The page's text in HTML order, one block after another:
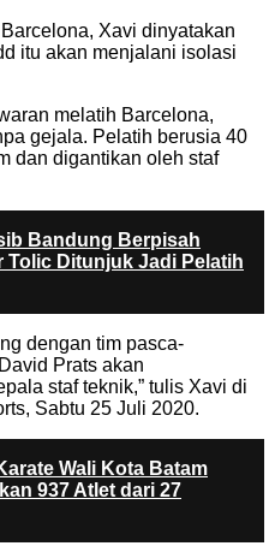
Xavi dinyatakan
itu akan menjalani isolasi
melatih Barcelona,
gejala. Pelatih berusia 40
dan digantikan oleh staf
Bandung Berpisah
Ditunjuk Jadi Pelatih
dengan tim pasca-
Prats akan
staf teknik,” tulis Xavi di
Sabtu 25 Juli 2020.
Wali Kota Batam
937 Atlet dari 27